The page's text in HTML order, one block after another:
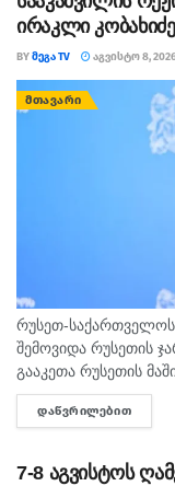
შემოქმედებითი
დაგეხმარებათ.
დასაწყებად ან
მოულოდნელი ზარი
თევზებიდღე
იქნება. ინტუიცია
ახლობლებთან
გამყარდება.
არ გადადოთ.
ირაკლი კობახიძე
BYᲛᲔᲒᲐ TV ᲐᲒᲕᲘᲡᲢᲝ 8,
ᲛᲗᲐᲕᲐᲠᲘ
რუსეთ-საქართველოს
შემოვიდა რუსეთის
გააკეთა რუსეთის
მოხდა, ეს იყო ის,
ცხინვალი, - ამის...
ᲓᲐᲬᲕᲠᲘᲚᲔᲑᲘᲗ
7-8 აგვისტოს